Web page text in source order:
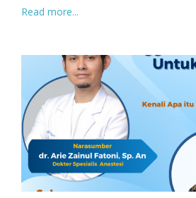
Read more...